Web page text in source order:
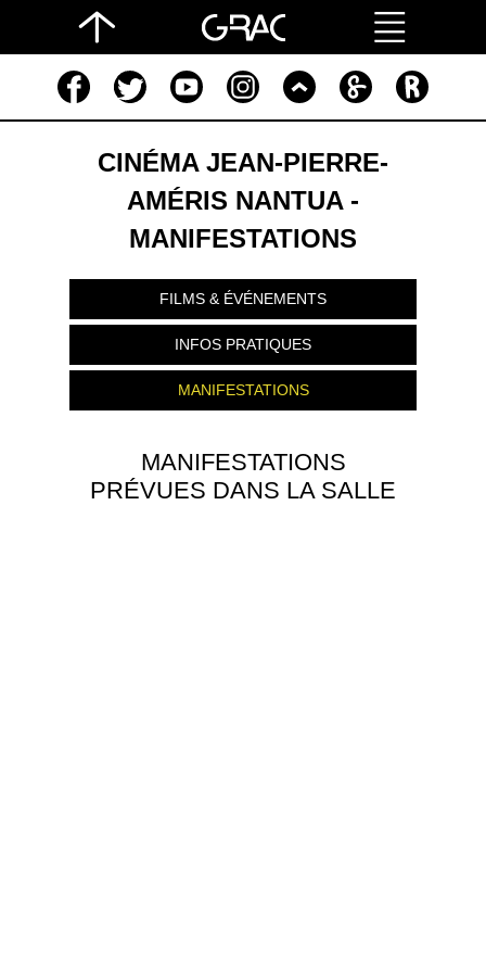
CINÉMA JEAN-PIERRE-
AMÉRIS NANTUA -
MANIFESTATIONS
FILMS & ÉVÉNEMENTS
INFOS PRATIQUES
MANIFESTATIONS
MANIFESTATIONS
PRÉVUES DANS LA SALLE